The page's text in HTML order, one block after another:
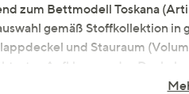
zum Bettmodell Toskana
gemäß Stoffkollektion
und Stauraum
Aufklappen des Deckels
Füße aus hellem